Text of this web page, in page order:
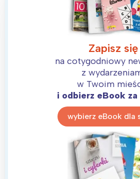
Zapisz się
na cotygodniowy
z
w Twoim
i odbierz eBook za
wybierz eBook dla